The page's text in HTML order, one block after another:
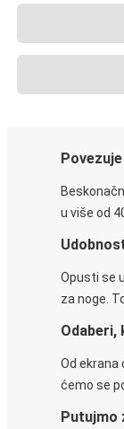
u više od
Opusti se
za noge.
Odaberi,
Od ekrana
ćemo se
Putujmo